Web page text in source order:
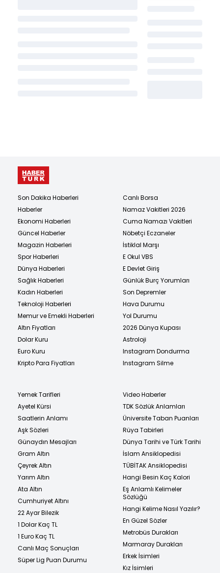
Son Dakika Haberleri
Haberler
Ekonomi Haberleri
Güncel Haberler
Magazin Haberleri
Spor Haberleri
Dünya Haberleri
Sağlık Haberleri
Kadın Haberleri
Teknoloji Haberleri
Memur ve Emekli Haberleri
Altın Fiyatları
Dolar Kuru
Euro Kuru
Kripto Para Fiyatları
Canlı Borsa
Namaz Vakitleri 2026
Cuma Namazı Vakitleri
Nöbetçi Eczaneler
İstiklal Marşı
E Okul VBS
E Devlet Giriş
Günlük Burç Yorumları
Son Depremler
Hava Durumu
Yol Durumu
2026 Dünya Kupası
Astroloji
Instagram Dondurma
Instagram Silme
Yemek Tarifleri
Ayetel Kürsi
Saatlerin Anlamı
Aşk Sözleri
Günaydın Mesajları
Gram Altın
Çeyrek Altın
Yarım Altın
Ata Altın
Cumhuriyet Altını
22 Ayar Bilezik
1 Dolar Kaç TL
1 Euro Kaç TL
Canlı Maç Sonuçları
Süper Lig Puan Durumu
Video Haberler
TDK Sözlük Anlamları
Üniversite Taban Puanları
Rüya Tabirleri
Dünya Tarihi ve Türk Tarihi
İslam Ansiklopedisi
TÜBİTAK Ansiklopedisi
Hangi Besin Kaç Kalori
Eş Anlamlı Kelimeler
Sözlüğü
Hangi Kelime Nasıl Yazılır?
En Güzel Sözler
Metrobüs Durakları
Marmaray Durakları
Erkek İsimleri
Kız İsimleri